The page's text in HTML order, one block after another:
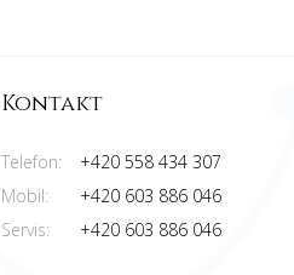
Kontakt
Telefon:
+420 558 434 307
Mobil:
+420 603 886 046
Servis:
+420 603 886 046